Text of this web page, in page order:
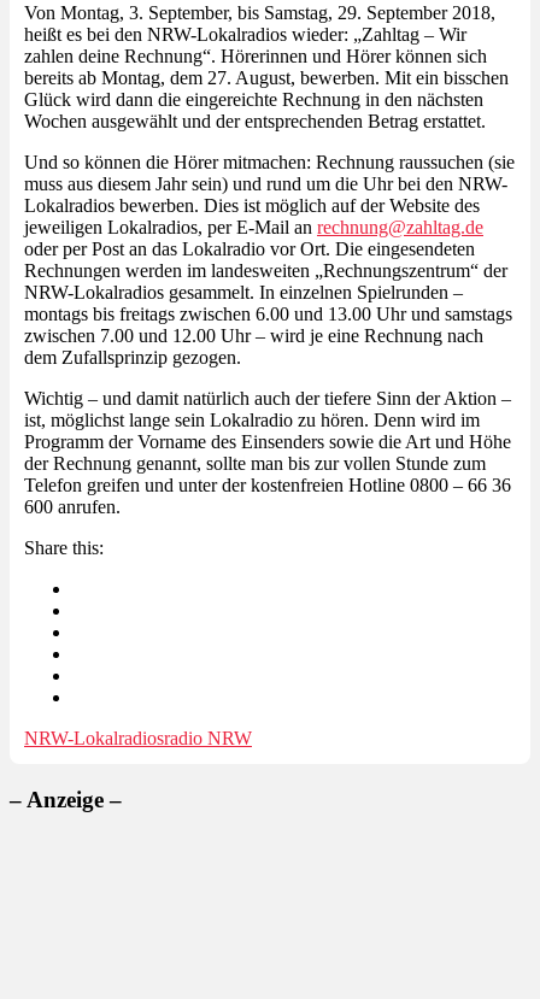
Von Montag, 3. September, bis Samstag, 29. September 2018,
heißt es bei den NRW-Lokalradios wieder: „Zahltag – Wir
zahlen deine Rechnung“. Hörerinnen und Hörer können sich
bereits ab Montag, dem 27. August, bewerben. Mit ein bisschen
Glück wird dann die eingereichte Rechnung in den nächsten
Wochen ausgewählt und der entsprechenden Betrag erstattet.
Und so können die Hörer mitmachen: Rechnung raussuchen (sie
muss aus diesem Jahr sein) und rund um die Uhr bei den NRW-
Lokalradios bewerben. Dies ist möglich auf der Website des
jeweiligen Lokalradios, per E-Mail an rechnung@zahltag.de
oder per Post an das Lokalradio vor Ort. Die eingesendeten
Rechnungen werden im landesweiten „Rechnungszentrum“ der
NRW-Lokalradios gesammelt. In einzelnen Spielrunden –
montags bis freitags zwischen 6.00 und 13.00 Uhr und samstags
zwischen 7.00 und 12.00 Uhr – wird je eine Rechnung nach
dem Zufallsprinzip gezogen.
Wichtig – und damit natürlich auch der tiefere Sinn der Aktion –
ist, möglichst lange sein Lokalradio zu hören. Denn wird im
Programm der Vorname des Einsenders sowie die Art und Höhe
der Rechnung genannt, sollte man bis zur vollen Stunde zum
Telefon greifen und unter der kostenfreien Hotline 0800 – 66 36
600 anrufen.
Share this:
NRW-Lokalradiosradio NRW
– Anzeige –